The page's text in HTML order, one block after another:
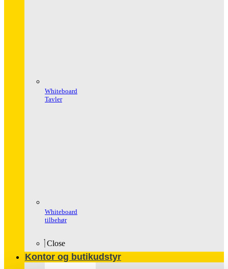
Whiteboard
Tavler
Whiteboard
tilbehør
Close
Kontor og butikudstyr